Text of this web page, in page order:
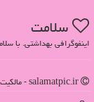
سلامت
اینفوگرافی بهداشتی. با